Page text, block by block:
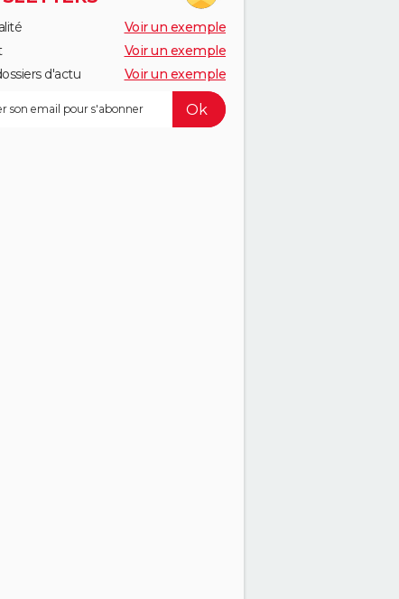
Voir un exemple
Voir un exemple
d'actu
Voir un exemple